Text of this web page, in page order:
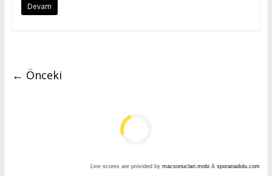
Devam
← Önceki
Live scores are provided bymacsonuclari.mobi &sporanadolu.com